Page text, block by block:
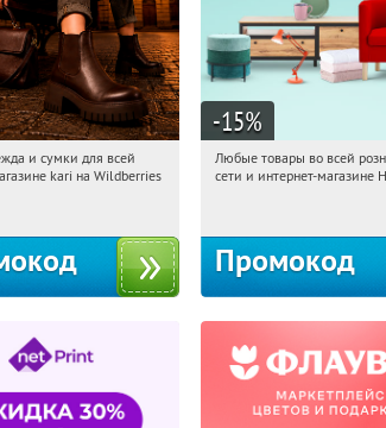
Получили:
и сумки для всей
kari на Wildberries
-15%
10:49:53
Любые товары во всей
сети и интернет-магазине
Промокод